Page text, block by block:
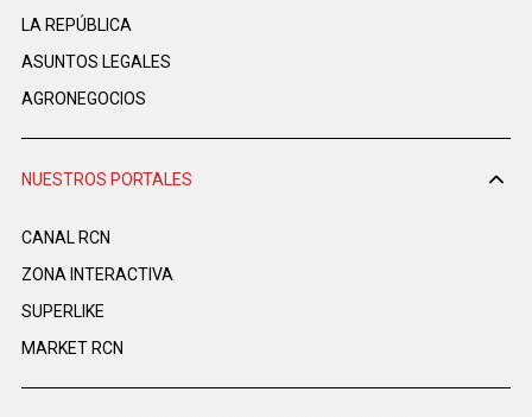
LA REPÚBLICA
ASUNTOS LEGALES
AGRONEGOCIOS
NUESTROS PORTALES
CANAL RCN
ZONA INTERACTIVA
SUPERLIKE
MARKET RCN